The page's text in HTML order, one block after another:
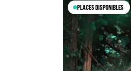
PLACES DISPONIBLES